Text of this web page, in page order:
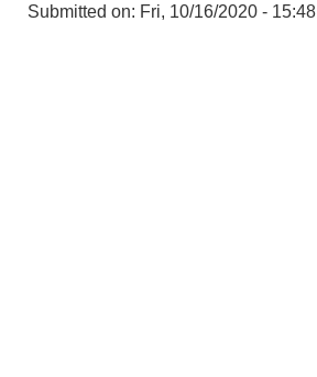
Submitted on: Fri, 10/16/2020 - 15:48